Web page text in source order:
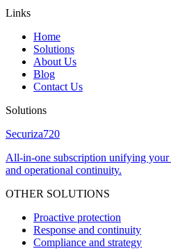
Links
Home
Solutions
About Us
Blog
Contact Us
Solutions
Securiza720
All-in-one subscription unifying your
and operational continuity.
OTHER SOLUTIONS
Proactive protection
Response and continuity
Compliance and strategy